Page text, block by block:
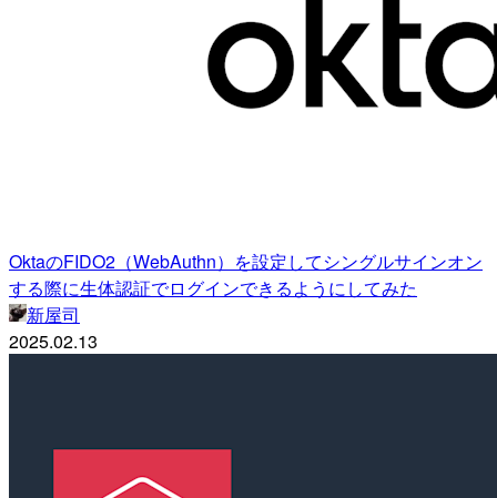
OktaのFIDO2（WebAuthn）を設定してシングルサインオン
する際に生体認証でログインできるようにしてみた
新屋司
2025.02.13